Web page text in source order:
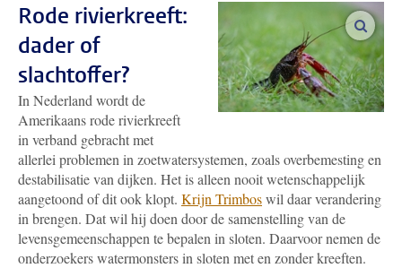
Rode rivierkreeft:
dader of
slachtoffer?
In Nederland wordt de
Amerikaans rode rivierkreeft
in verband gebracht met
allerlei problemen in zoetwatersystemen, zoals overbemesting en
destabilisatie van dijken. Het is alleen nooit wetenschappelijk
aangetoond of dit ook klopt. Krijn Trimboswil daar verandering
in brengen. Dat wil hij doen door de samenstelling van de
levensgemeenschappen te bepalen in sloten. Daarvoor nemen de
onderzoekers watermonsters in sloten met en zonder kreeften.